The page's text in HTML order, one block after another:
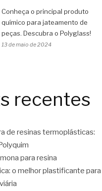
Conheça o principal produto
químico para jateamento de
peças. Descubra o Polyglass!
13 de maio de 2024
recentes
de resinas termoplásticas:
para resina
o melhor plastificante para